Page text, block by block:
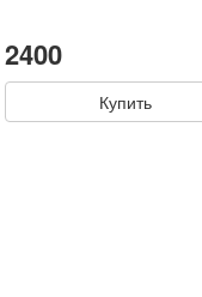
2400
Купить